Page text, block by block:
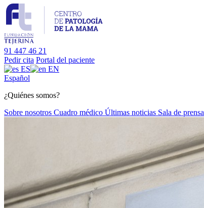
91 447 46 21
Pedir cita Portal del paciente
ES
EN
Español
¿Quiénes somos?
Sobre nosotros Cuadro médico Últimas noticias Sala de prensa